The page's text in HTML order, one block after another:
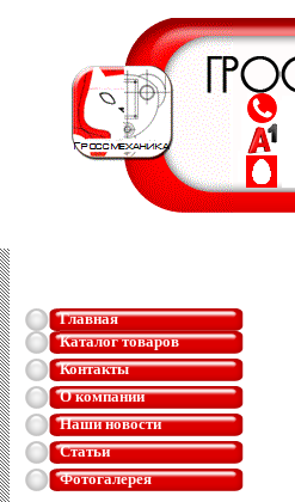
Главная
Каталог товаров
Контакты
О компании
Наши новости
Статьи
Фотогалерея